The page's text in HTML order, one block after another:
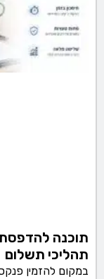
תוכנה
תהליכי תשלום
במקום להזמין